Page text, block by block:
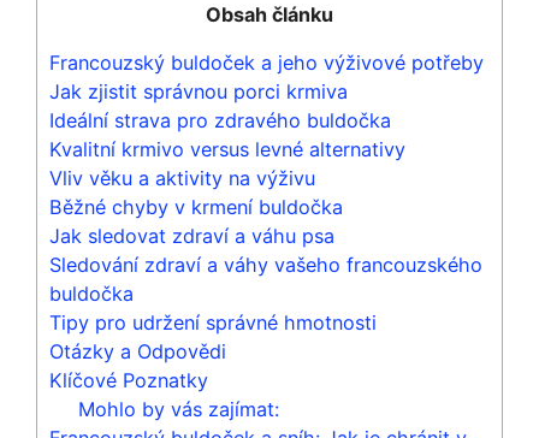
Obsah článku
Francouzský buldoček a jeho výživové‌ potřeby
Jak zjistit ⁢správnou porci krmiva
Ideální ‌strava pro zdravého buldočka
Kvalitní krmivo versus levné alternativy
Vliv věku‌ a aktivity na výživu
Běžné chyby v⁣ krmení buldočka
Jak sledovat zdraví a ​váhu psa
Sledování‍ zdraví a váhy vašeho francouzského
buldočka
Tipy pro udržení správné‍ hmotnosti
Otázky ​a Odpovědi
Klíčové Poznatky
Mohlo by vás zajímat: